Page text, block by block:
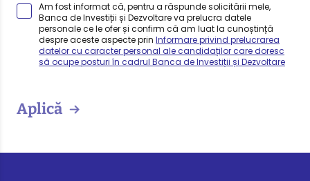
Am fost informat că, pentru a răspunde solicitării mele,
Banca de Investiții și Dezvoltare va prelucra datele
personale ce le ofer și confirm că am luat la cunoștință
despre aceste aspecte prin Informare privind prelucrarea
datelor cu caracter personal ale candidaților care doresc
să ocupe posturi în cadrul Banca de Investiții și Dezvoltare
Aplică